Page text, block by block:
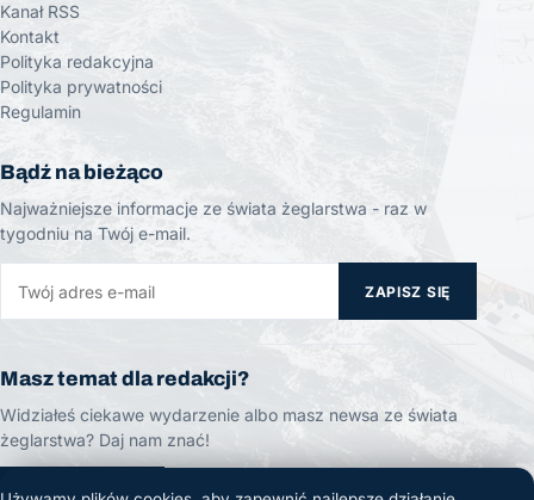
Kanał RSS
Kontakt
Polityka redakcyjna
Polityka prywatności
Regulamin
Bądź na bieżąco
Najważniejsze informacje ze świata żeglarstwa - raz w
tygodniu na Twój e-mail.
ZAPISZ SIĘ
Masz temat dla redakcji?
Widziałeś ciekawe wydarzenie albo masz newsa ze świata
żeglarstwa? Daj nam znać!
ZGŁOŚ TEMAT